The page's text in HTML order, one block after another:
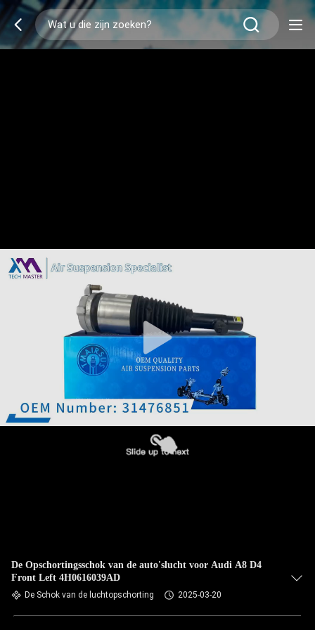
De Opschortingsschok van de auto'slucht voor Audi A8 D4
Front Left 4H0616039AD
De Schok van de luchtopschorting 2025-03-20